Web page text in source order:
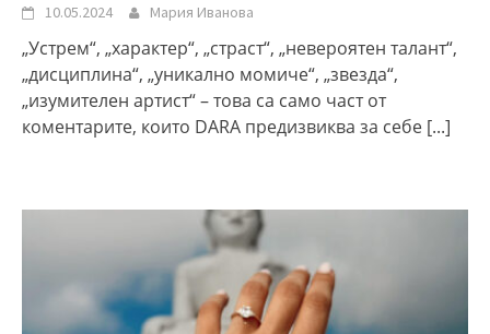
10.05.2024 Мария Иванова
„Устрем“, „характер“, „страст“, „невероятен талант“,
„дисциплина“, „уникално момиче“, „звезда“,
„изумителен артист“ – това са само част от
коментарите, които DARA предизвиква за себе [...]